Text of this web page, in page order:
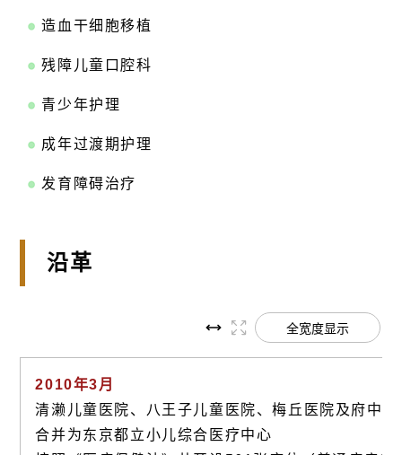
造血干细胞移植
残障儿童口腔科
青少年护理
成年过渡期护理
发育障碍治疗
沿革
全宽度显示
2010年3月
清濑儿童医院、八王子儿童医院、梅丘医院及府中
合并为东京都立小儿综合医疗中心